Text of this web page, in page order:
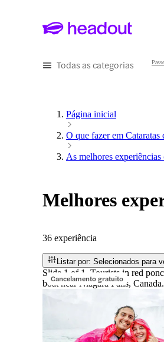
Todas as categorias
Página inicial
O que fazer em Cataratas
As melhores experiências
Melhores
36 experiência
Listar por: Selecionados para
Cancelamento gratuito
Slide 1 of 1, Tourists in red
boat near Niagara Falls, Canada.